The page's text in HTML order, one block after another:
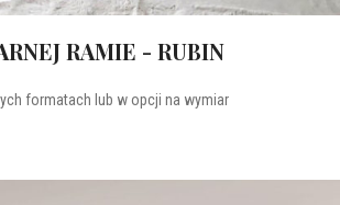
RAMIE - RUBIN
formatach lub w opcji na wymiar